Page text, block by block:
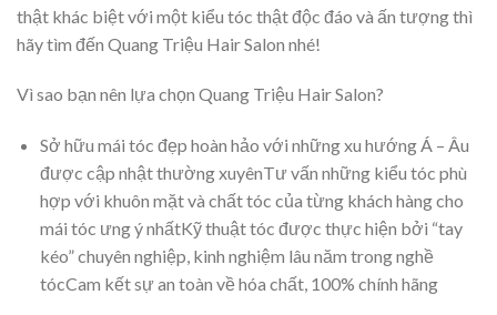
thật khác biệt với một kiểu tóc thật độc đáo và ấn tượng thì
hãy tìm đến Quang Triệu Hair Salon nhé!
Vì sao bạn nên lựa chọn Quang Triệu Hair Salon?
Sở hữu mái tóc đẹp hoàn hảo với những xu hướng Á – Âu
được cập nhật thường xuyênTư vấn những kiểu tóc phù
hợp với khuôn mặt và chất tóc của từng khách hàng cho
mái tóc ưng ý nhấtKỹ thuật tóc được thực hiện bởi “tay
kéo” chuyên nghiệp, kinh nghiệm lâu năm trong nghề
tócCam kết sự an toàn về hóa chất, 100% chính hãng